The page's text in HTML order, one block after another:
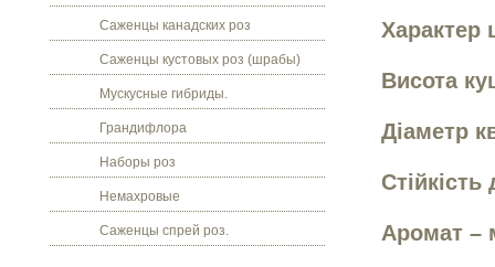
Саженцы канадских роз
Саженцы кустовых роз (шрабы)
Мускусные гибриды.
Грандифлора
Наборы роз
Немахровые
Саженцы спрей роз.
Характер
Висота
Діаметр
Аромат –